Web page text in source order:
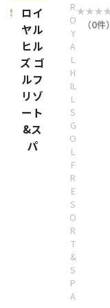
ロイ
ヤル
ヒル
ズ ゴ
ルフ
リゾ
ート
&ス
パ
R
O
Y
A
L
H
IL
L
S
G
O
L
F
R
E
S
O
R
T
&
S
P
A
（0件）